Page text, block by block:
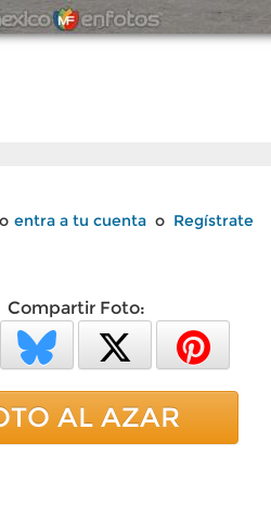
entra a tu cuenta o Regístrate
Compartir Foto:
AL AZAR